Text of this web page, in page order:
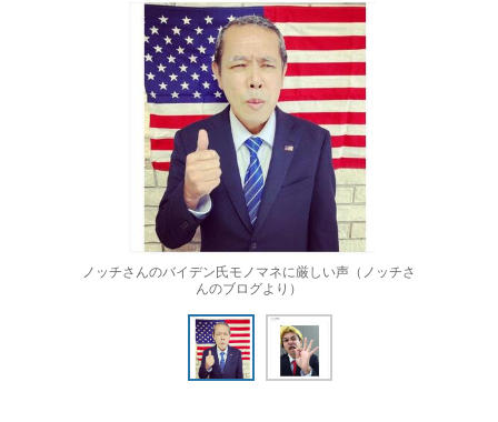
ノッチさんのバイデン氏モノマネに厳しい声（ノッチさ
んのブログより）